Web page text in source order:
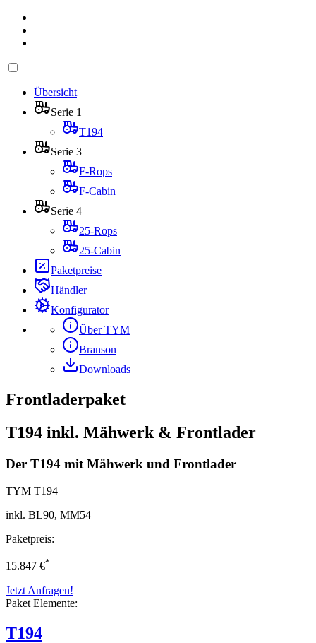
Übersicht
Serie 1
T194
Serie 3
F-Rops
F-Cabin
Serie 4
25-Rops
25-Cabin
Paketpreise
Händler
Konfigurator
Über TYM
Branson
Downloads
Frontladerpaket
T194 inkl. Mähwerk & Frontlader
Der T194 mit Mähwerk und Frontlader
TYM T194
inkl. BL90, MM54
Paketpreis:
15.847 €*
Jetzt Anfragen!
Paket Elemente:
T194